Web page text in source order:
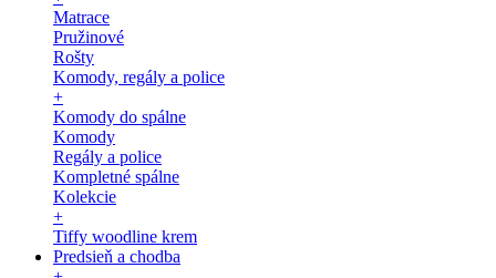
Matrace
Pružinové
Rošty
Komody, regály a police
+
Komody do spálne
Komody
Regály a police
Kompletné spálne
Kolekcie
+
Tiffy woodline krem
Predsieň a chodba